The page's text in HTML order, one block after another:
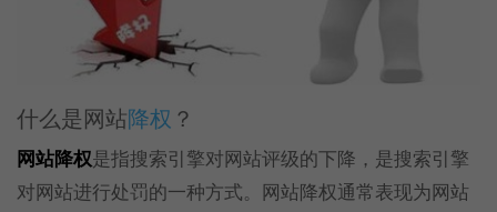
什么是网站降权 ？
网站降权是指搜索引擎对网站评级的下降，是搜索引擎
对网站进行处罚的一种方式。网站降权通常表现为网站